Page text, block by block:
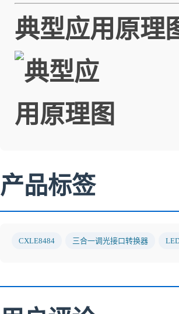
典型应用原理
产品标签
CXLE8484 三合一调光接口转换器